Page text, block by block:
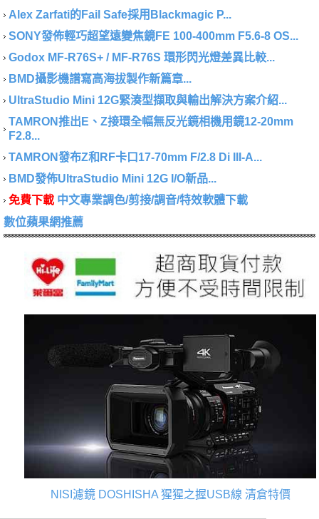
Alex Zarfati的Fail Safe採用Blackmagic P...
SONY發佈輕巧超望遠變焦鏡FE 100-400mm F5.6-8 OS...
Godox MF-R76S+ / MF-R76S 環形閃光燈差異比較...
BMD攝影機譜寫高海拔製作新篇章...
UltraStudio Mini 12G緊湊型擷取與輸出解決方案介紹...
TAMRON推出E、Z接環全幅無反光鏡相機用鏡12-20mm
F2.8...
TAMRON發布Z和RF卡口17-70mm F/2.8 Di III-A...
BMD發佈UltraStudio Mini 12G I/O新品...
免費下載 中文專業調色/剪接/調音/特效軟體下載
數位蘋果網推薦
NISI濾鏡 DOSHISHA 猩猩之握USB線 清倉特價